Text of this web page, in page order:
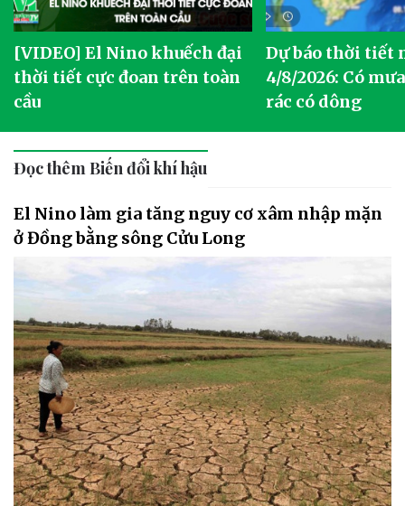
[VIDEO] El Nino khuếch đại
thời tiết cực đoan trên toàn
cầu
Dự báo thời tiết
4/8/2026: Có
rác có dông
Đọc thêm Biến đổi khí hậu
El Nino làm gia tăng nguy cơ xâm nhập mặn
ở Đồng bằng sông Cửu Long